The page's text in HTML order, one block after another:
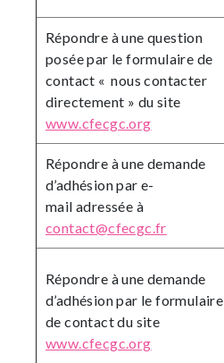
Répondre à une question
posée par le formulaire de
contact « nous contacter
directement » du site
www.cfecgc.org
Répondre à une demande
d’adhésion par e-
mail adressée à
contact@cfecgc.fr
Répondre à une demande
d’adhésion par le formulaire
de contact du site
www.cfecgc.org